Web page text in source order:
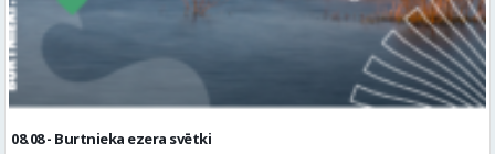
08.08 - Burtnieka ezera svētki